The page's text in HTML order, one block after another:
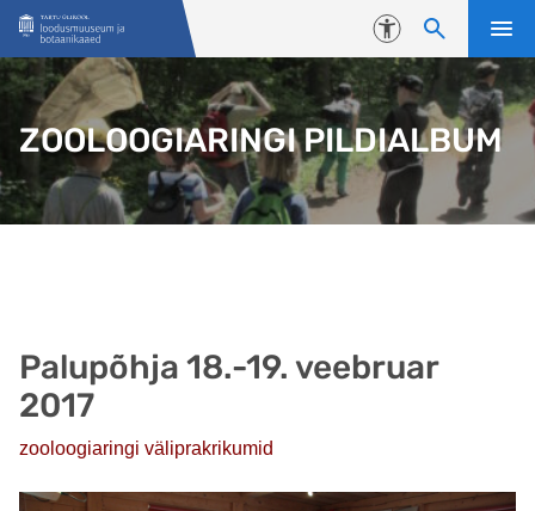
Liigu edasi põhisisu juurde
Juurdepääsetavus
ZOOLOOGIARINGI PILDIALBUM
Palupõhja 18.-19. veebruar
2017
zooloogiaringi väliprakrikumid